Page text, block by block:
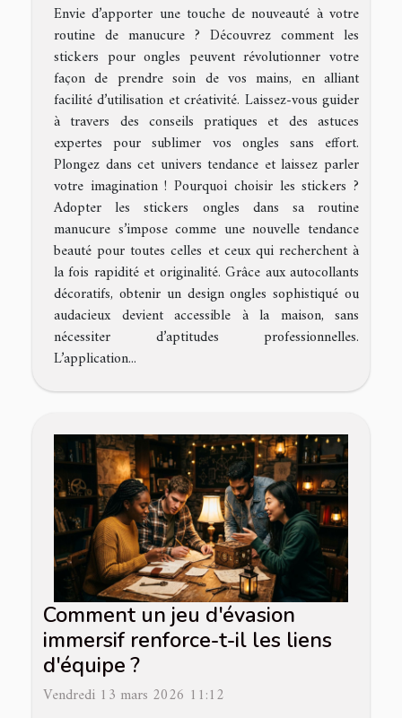
Envie d’apporter une touche de nouveauté à votre
routine de manucure ? Découvrez comment les
stickers pour ongles peuvent révolutionner votre
façon de prendre soin de vos mains, en alliant
facilité d’utilisation et créativité. Laissez-vous guider
à travers des conseils pratiques et des astuces
expertes pour sublimer vos ongles sans effort.
Plongez dans cet univers tendance et laissez parler
votre imagination ! Pourquoi choisir les stickers ?
Adopter les stickers ongles dans sa routine
manucure s’impose comme une nouvelle tendance
beauté pour toutes celles et ceux qui recherchent à
la fois rapidité et originalité. Grâce aux autocollants
décoratifs, obtenir un design ongles sophistiqué ou
audacieux devient accessible à la maison, sans
nécessiter d’aptitudes professionnelles.
L’application...
Comment un jeu d'évasion
immersif renforce-t-il les liens
d'équipe ?
Vendredi 13 mars 2026 11:12